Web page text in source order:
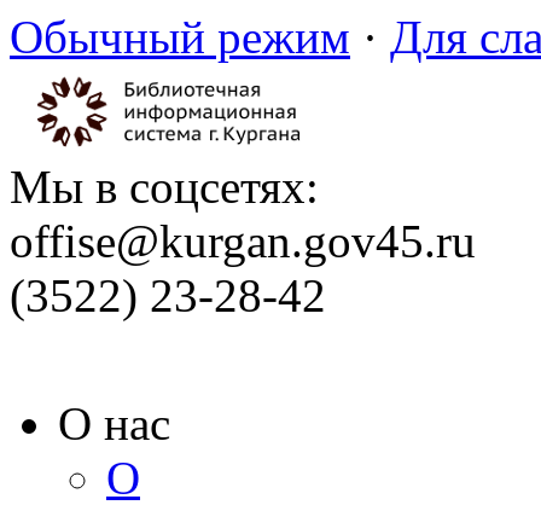
Обычный режим · Для
Мы в соцсетях:
offise@kurgan.gov45.ru
(3522) 23-28-42
О нас
О